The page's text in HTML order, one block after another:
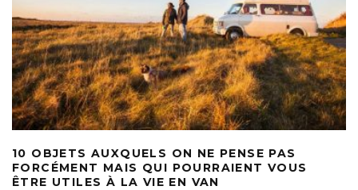
10 OBJETS AUXQUELS ON NE PENSE PAS
FORCÉMENT MAIS QUI POURRAIENT VOUS
ÊTRE UTILES À LA VIE EN VAN